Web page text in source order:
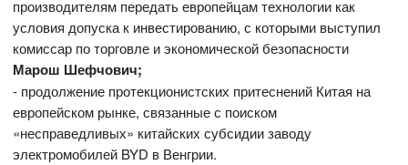
производителям передать европейцам технологии как
условия допуска к инвестированию, с которыми выступил
комиссар по торговле и экономической безопасности
Марош Шефчович;
- продолжение протекционистских притеснений Китая на
европейском рынке, связанные с поиском
«несправедливых» китайских субсидии заводу
электромобилей BYD в Венгрии.